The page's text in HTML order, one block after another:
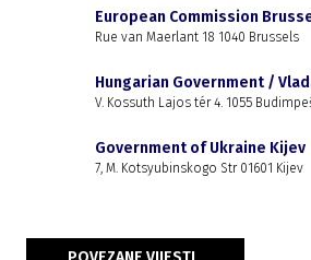
European Commission
Rue van Maerlant 18 1040 Brussels
Hungarian Government /
V. Kossuth Lajos tér 4. 1055
Government of Ukraine Kijev
7, M. Kotsyubinskogo Str 01601 Kijev